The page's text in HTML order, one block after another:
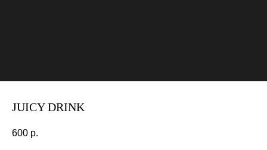
JUICY DRINK
600 р.